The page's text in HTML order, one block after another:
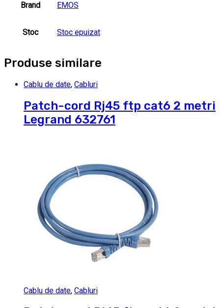
Brand EMOS
Stoc Stoc epuizat
Produse similare
Cablu de date, Cabluri
Patch-cord Rj45 ftp cat6 2 metri
Legrand 632761
Cablu de date, Cabluri